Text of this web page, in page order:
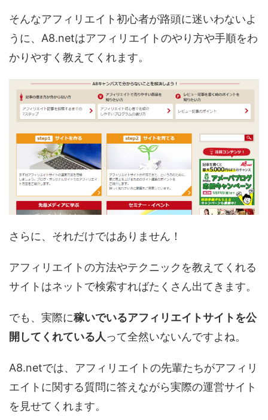
そんなアフィリエイト初心者が路頭に迷いわないよ
うに、A8.netはアフィリエイトのやり方や手順をわ
かりやすく教えてくれます。
さらに、それだけではありません！
アフィリエイトの方法やテクニックを教えてくれる
サイトはネットで検索すればたくさん出てきます。
でも、実際に稼いでいるアフィリエイトサイトを公
開してくれている人って全然いないんですよね。
A8.netでは、アフィリエイトの先輩たちがアフィリ
エイトに関する質問に答えながら実際の運営サイト
を見せてくれます。